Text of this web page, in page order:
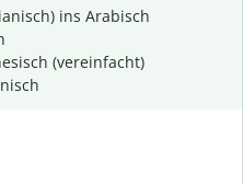
ins Arabisch
(vereinfacht)